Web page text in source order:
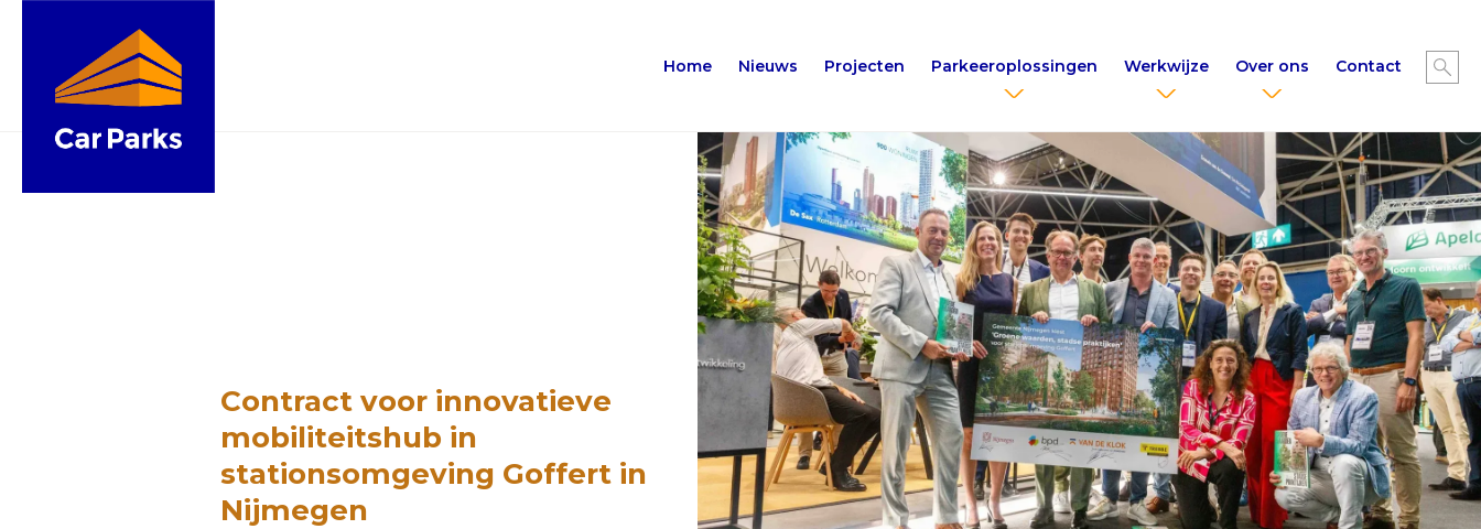
Home Nieuws Projecten Parkeeroplossingen Werkwijze Over ons Contact
Contract voor innovatieve
mobiliteitshub in
stationsomgeving Goffert in
Nijmegen